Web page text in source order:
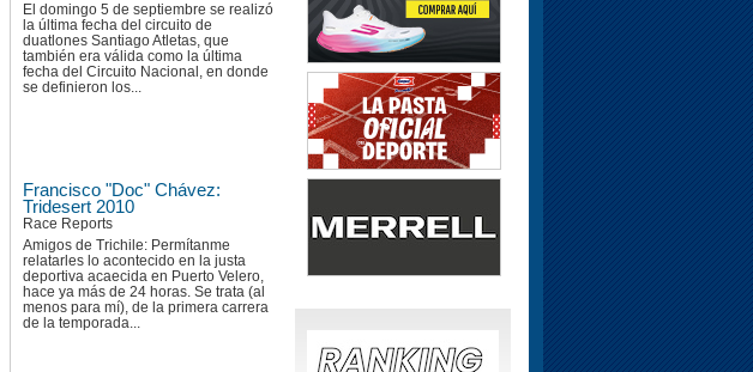
El domingo 5 de septiembre se realizó
la última fecha del circuito de
duatlones Santiago Atletas, que
también era válida como la última
fecha del Circuito Nacional, en donde
se definieron los...
Francisco "Doc" Chávez:
Tridesert 2010
Race Reports
Amigos de Trichile: Permítanme
relatarles lo acontecido en la justa
deportiva acaecida en Puerto Velero,
hace ya más de 24 horas. Se trata (al
menos para mí), de la primera carrera
de la temporada...